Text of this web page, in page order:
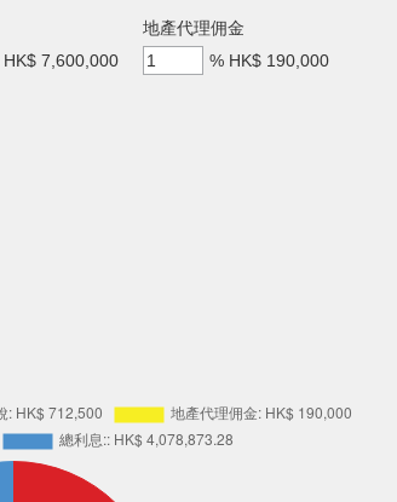
HK$ 7,600,000
地產代理佣金
% HK$ 190,000